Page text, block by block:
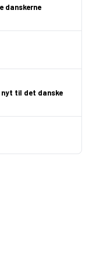
danskerne
nyt til det danske